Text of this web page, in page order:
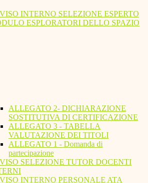
INTERNO SELEZIONE ESPERTO
ESPLORATORI DELLO SPAZIO
ALLEGATO 2- DICHIARAZIONE
SOSTITUTIVA DI CERTIFICAZIONE
ALLEGATO 3 - TABELLA
VALUTAZIONE DEI TITOLI
ALLEGATO 1 - Domanda di
partecipazione
SELEZIONE TUTOR DOCENTI
INTERNO PERSONALE ATA